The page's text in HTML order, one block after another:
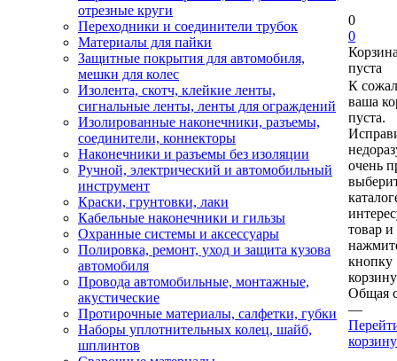
отрезные круги
Переходники и соединители трубок
Материалы для пайки
Защитные покрытия для автомобиля,
мешки для колес
Изолента, скотч, клейкие ленты,
сигнальные ленты, ленты для ограждений
Изолированные наконечники, разъемы,
соединители, коннекторы
Наконечники и разъемы без изоляции
Ручной, электрический и автомобильный
инструмент
Краски, грунтовки, лаки
Кабельные наконечники и гильзы
Охранные системы и аксессуары
Полировка, ремонт, уход и защита кузова
автомобиля
Провода автомобильные, монтажные,
акустические
Протирочные материалы, салфетки, губки
Наборы уплотнительных колец, шайб,
шплинтов
0
0
пуста
К
ваша
пуста.
очень
товар и
кнопку
Общая
—
корзину